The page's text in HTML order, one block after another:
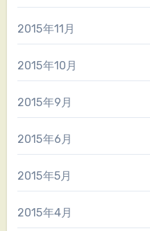
2015年11月
2015年10月
2015年9月
2015年6月
2015年5月
2015年4月